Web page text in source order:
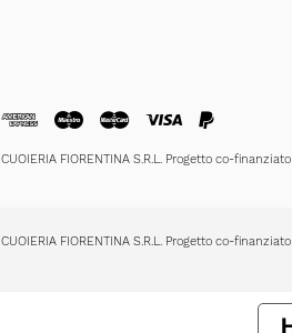
CUOIERIA FIORENTINA S.R.L. Progetto co-
CUOIERIA FIORENTINA S.R.L. Progetto co-